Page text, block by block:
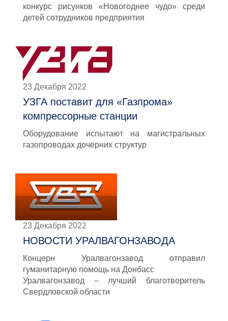
конкурс рисунков «Новогоднее чудо» среди
детей сотрудников предприятия
23 Декабря 2022
УЗГА поставит для «Газпрома»
компрессорные станции
Оборудование испытают на магистральных
газопроводах дочерних структур
23 Декабря 2022
НОВОСТИ УРАЛВАГОНЗАВОДА
Концерн Уралвагонзавод отправил
гуманитарную помощь на Донбасс
Уралвагонзавод – лучший благотворитель
Свердловской области